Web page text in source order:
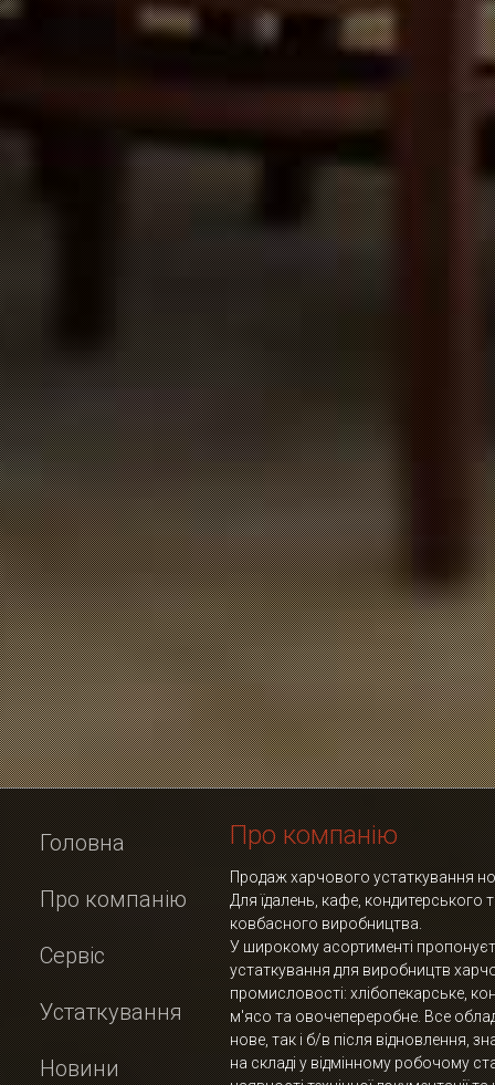
Головна
Про компанію
Сервіс
Устаткування
Новини
Про компанію
Продаж харчового устаткування
Для їдалень, кафе, кондитерського
ковбасного виробництва.
У широкому асортименті
устаткування для виробництв
промисловості: хлібопекарське,
м'ясо та овочепереробне. Все
нове, так і б/в після відновлення,
на складі у відмінному робочому